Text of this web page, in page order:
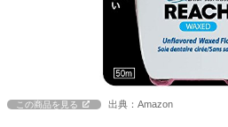
この商品を見る 出典：Amazon